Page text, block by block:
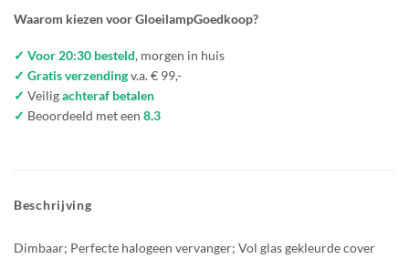
Waarom kiezen voor GloeilampGoedkoop?
✓ Voor 20:30 besteld, morgen in huis
✓ Gratis verzendingv.a. € 99,-
✓ Veiligachteraf betalen
✓ Beoordeeld met een 8.3
Beschrijving
Dimbaar; Perfecte halogeen vervanger; Vol glas gekleurde cover